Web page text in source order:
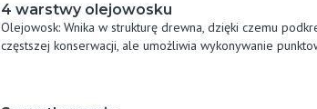
4 warstwy olejowosku
Olejowosk: Wnika w strukturę drewna, dzięki czemu
częstszej konserwacji, ale umożliwia wykonywanie